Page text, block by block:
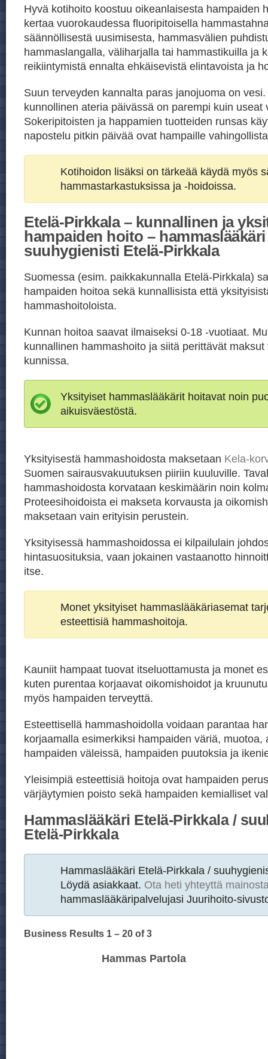
Hyvä kotihoito koostuu oikeanlaisesta hampaiden
kertaa vuorokaudessa fluoripitoisella
säännöllisestä uusimisesta, hammasvälien
hammaslangalla, väliharjalla tai hammastikuilla ja
reikiintymistä ennalta ehkäisevistä elintavoista ja
Suun terveyden kannalta paras janojuoma on
kunnollinen ateria päivässä on parempi kuin useat
Sokeripitoisten ja happamien tuotteiden runsas
napostelu pitkin päivää ovat hampaille
Kotihoidon lisäksi on tärkeää käydä myös
hammastarkastuksissa ja -hoidoissa.
Etelä-Pirkkala – kunnallinen ja
hampaiden hoito –
suuhygienisti Etelä-Pirkkala
Suomessa (esim. paikkakunnalla Etelä-Pirkkala)
hampaiden hoitoa sekä kunnallisista että
hammashoitoloista.
Kunnan hoitoa saavat ilmaiseksi 0-18 -vuotiaat.
kunnallinen hammashoito ja siitä perittävät
kunnissa.
Yksityiset hammaslääkärit hoitavat noin
aikuisväestöstä.
Yksityisestä hammashoidosta maksetaan Kela-
Suomen sairausvakuutuksen piiriin kuuluville.
hammashoidosta korvataan keskimäärin noin
Proteesihoidoista ei makseta korvausta ja
maksetaan vain erityisin perustein.
Yksityisessä hammashoidossa ei kilpailulain
hintasuosituksia, vaan jokainen vastaanotto
itse.
Monet yksityiset hammaslääkäriasemat
esteettisiä hammashoitoja.
Kauniit hampaat tuovat itseluottamusta ja monet
kuten purentaa korjaavat oikomishoidot ja
myös hampaiden terveyttä.
Esteettisellä hammashoidolla voidaan parantaa
korjaamalla esimerkiksi hampaiden väriä, muotoa,
hampaiden väleissä, hampaiden puutoksia ja
Yleisimpiä esteettisiä hoitoja ovat hampaiden
värjäytymien poisto sekä hampaiden kemialliset
Hammaslääkäri Etelä-Pirkkala /
Etelä-Pirkkala
Hammaslääkäri Etelä-Pirkkala /
Löydä asiakkaat. Ota heti yhteyttä
hammaslääkäripalvelujasi Juurihoito-
Business Results 1 – 20 of 3
Hammas Partola